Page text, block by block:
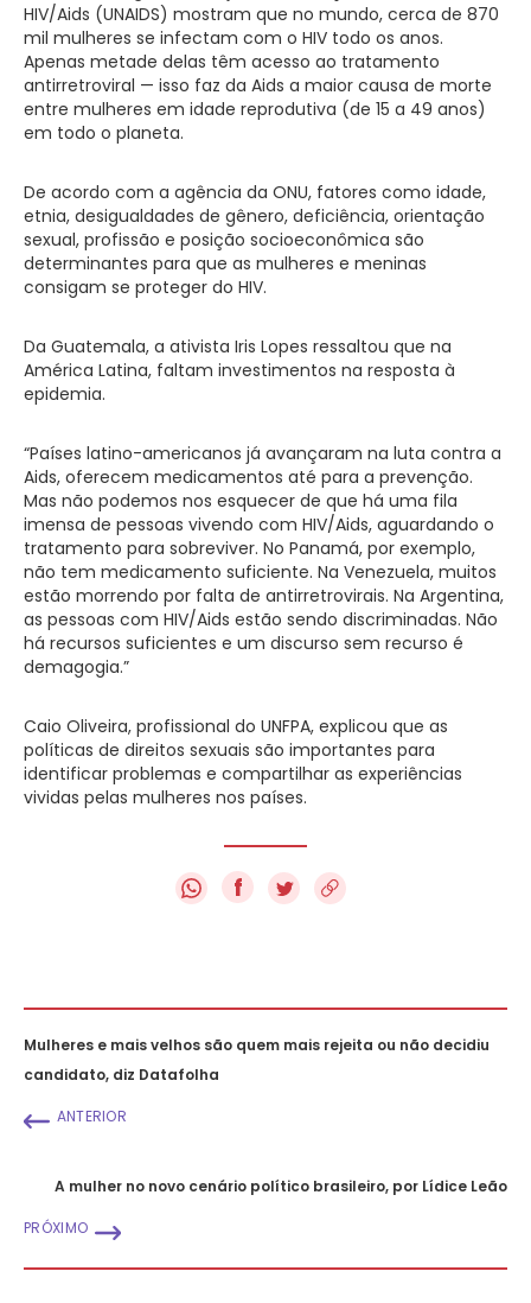
HIV/Aids (UNAIDS) mostram que no mundo, cerca de 870
mil mulheres se infectam com o HIV todo os anos.
Apenas metade delas têm acesso ao tratamento
antirretroviral — isso faz da Aids a maior causa de morte
entre mulheres em idade reprodutiva (de 15 a 49 anos)
em todo o planeta.
De acordo com a agência da ONU, fatores como idade,
etnia, desigualdades de gênero, deficiência, orientação
sexual, profissão e posição socioeconômica são
determinantes para que as mulheres e meninas
consigam se proteger do HIV.
Da Guatemala, a ativista Iris Lopes ressaltou que na
América Latina, faltam investimentos na resposta à
epidemia.
“Países latino-americanos já avançaram na luta contra a
Aids, oferecem medicamentos até para a prevenção.
Mas não podemos nos esquecer de que há uma fila
imensa de pessoas vivendo com HIV/Aids, aguardando o
tratamento para sobreviver. No Panamá, por exemplo,
não tem medicamento suficiente. Na Venezuela, muitos
estão morrendo por falta de antirretrovirais. Na Argentina,
as pessoas com HIV/Aids estão sendo discriminadas. Não
há recursos suficientes e um discurso sem recurso é
demagogia.”
Caio Oliveira, profissional do UNFPA, explicou que as
políticas de direitos sexuais são importantes para
identificar problemas e compartilhar as experiências
vividas pelas mulheres nos países.
f
Mulheres e mais velhos são quem mais rejeita ou não decidiu
candidato, diz Datafolha
ANTERIOR
A mulher no novo cenário político brasileiro, por Lídice Leão
PRÓXIMO